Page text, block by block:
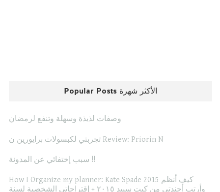
Popular Posts الأكثر شهرة
وصفات لذيذة وسهلة وتنفع لرمضان
تجربتي لكبسولات برايورين ن Review: Priorin N
سبب إختفائي عن المدونة !!
How I Organize my planner: Kate Spade 2015 كيف أنظم
وأرتب أجندتي من كيت سبيد ٢٠١٥ + إقتراحاتي الشخصية لسنة